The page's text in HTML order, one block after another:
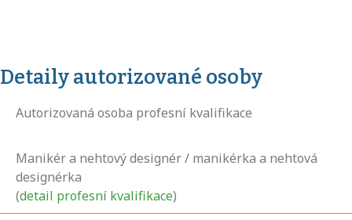
Detaily autorizované osoby
Autorizovaná osoba profesní kvalifikace
Manikér a nehtový designér / manikérka a nehtová
designérka
(detail profesní kvalifikace)